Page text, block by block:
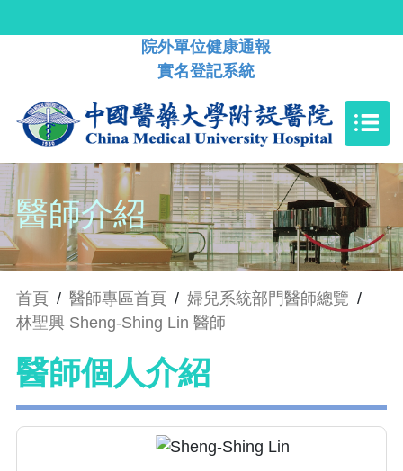
院外單位健康通報
實名登記系統
醫師介紹
首頁 / 醫師專區首頁 / 婦兒系統部門醫師總覽 /
林聖興 Sheng-Shing Lin 醫師
醫師個人介紹